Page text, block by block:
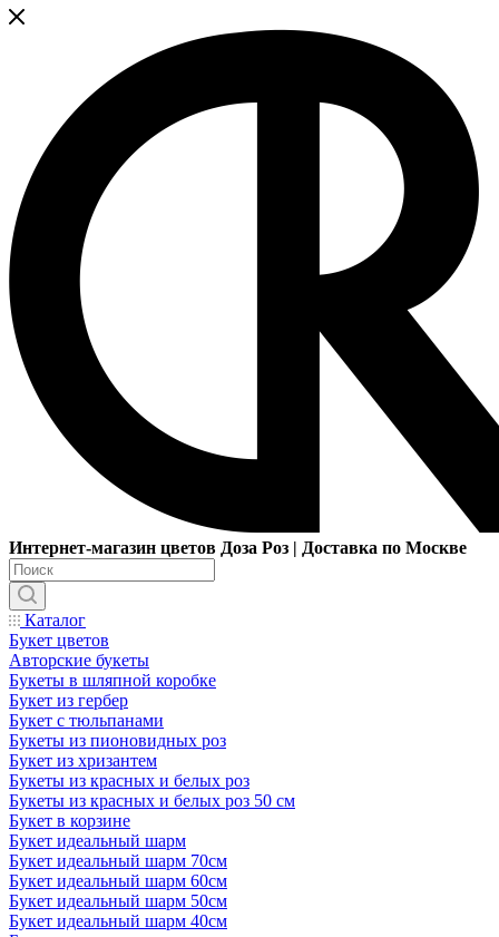
Интернет-магазин цветов Доза Роз | Доставка по Москве
Каталог
Букет цветов
Авторские букеты
Букеты в шляпной коробке
Букет из гербер
Букет с тюльпанами
Букеты из пионовидных роз
Букет из хризантем
Букеты из красных и белых роз
Букеты из красных и белых роз 50 см
Букет в корзине
Букет идеальный шарм
Букет идеальный шарм 70см
Букет идеальный шарм 60см
Букет идеальный шарм 50см
Букет идеальный шарм 40см